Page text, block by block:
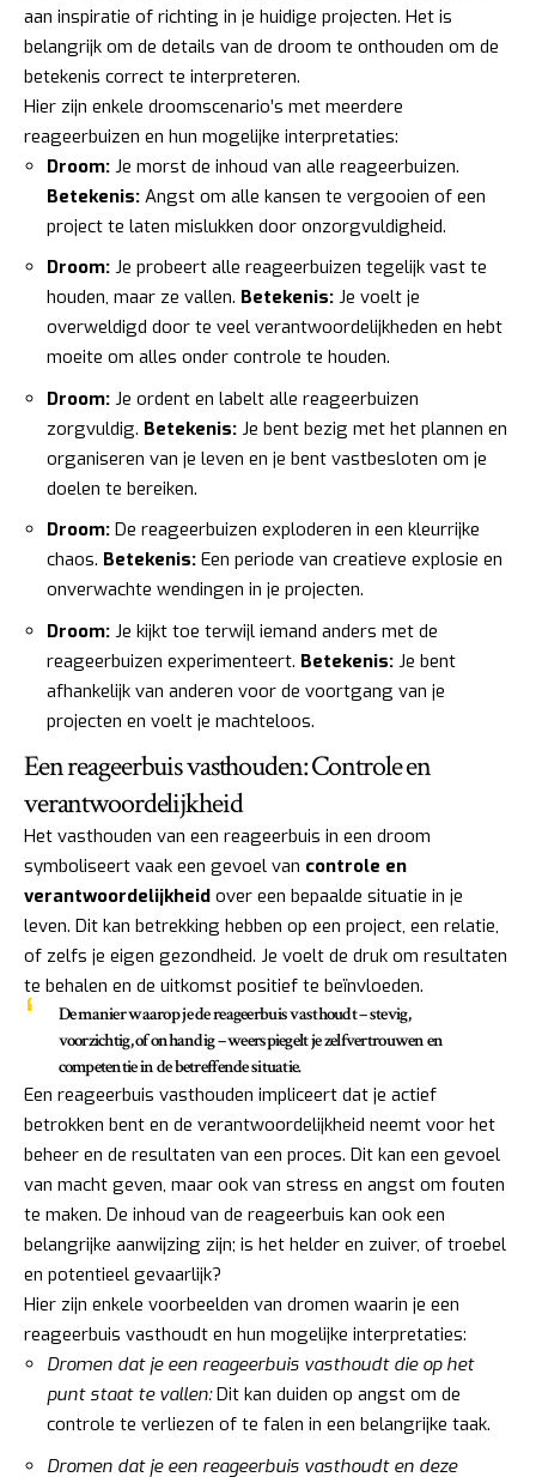
aan inspiratie of richting in je huidige projecten. Het is
belangrijk om de details van de droom te onthouden om de
betekenis correct te interpreteren.
Hier zijn enkele droomscenario’s met meerdere
reageerbuizen en hun mogelijke interpretaties:
Droom: Je morst de inhoud van alle reageerbuizen.
Betekenis: Angst om alle kansen te vergooien of een
project te laten mislukken door onzorgvuldigheid.
Droom: Je probeert alle reageerbuizen tegelijk vast te
houden, maar ze vallen. Betekenis: Je voelt je
overweldigd door te veel verantwoordelijkheden en hebt
moeite om alles onder controle te houden.
Droom: Je ordent en labelt alle reageerbuizen
zorgvuldig. Betekenis: Je bent bezig met het plannen en
organiseren van je leven en je bent vastbesloten om je
doelen te bereiken.
Droom: De reageerbuizen exploderen in een kleurrijke
chaos. Betekenis: Een periode van creatieve explosie en
onverwachte wendingen in je projecten.
Droom: Je kijkt toe terwijl iemand anders met de
reageerbuizen experimenteert. Betekenis: Je bent
afhankelijk van anderen voor de voortgang van je
projecten en voelt je machteloos.
Een reageerbuis vasthouden: Controle en
verantwoordelijkheid
Het vasthouden van een reageerbuis in een droom
symboliseert vaak een gevoel van controle en
verantwoordelijkheid over een bepaalde situatie in je
leven. Dit kan betrekking hebben op een project, een relatie,
of zelfs je eigen gezondheid. Je voelt de druk om resultaten
te behalen en de uitkomst positief te beïnvloeden.
De manier waarop je de reageerbuis vasthoudt – stevig,
voorzichtig, of onhandig – weerspiegelt je zelfvertrouwen en
competentie in de betreffende situatie.
Een reageerbuis vasthouden impliceert dat je actief
betrokken bent en de verantwoordelijkheid neemt voor het
beheer en de resultaten van een proces. Dit kan een gevoel
van macht geven, maar ook van stress en angst om fouten
te maken. De inhoud van de reageerbuis kan ook een
belangrijke aanwijzing zijn; is het helder en zuiver, of troebel
en potentieel gevaarlijk?
Hier zijn enkele voorbeelden van dromen waarin je een
reageerbuis vasthoudt en hun mogelijke interpretaties:
Dromen dat je een reageerbuis vasthoudt die op het
punt staat te vallen:Dit kan duiden op angst om de
controle te verliezen of te falen in een belangrijke taak.
Dromen dat je een reageerbuis vasthoudt en deze